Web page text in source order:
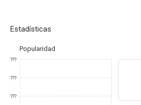
Estadísticas
Popularidad
???
???
???